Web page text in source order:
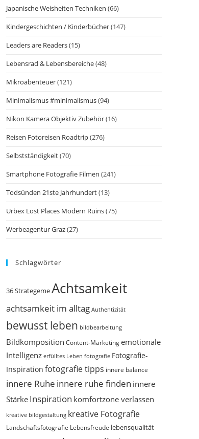
Japanische Weisheiten Techniken (66)
Kindergeschichten / Kinderbücher(147)
Leaders are Readers(15)
Lebensrad & Lebensbereiche(48)
Mikroabenteuer(121)
Minimalismus #minimalismus(94)
Nikon Kamera Objektiv Zubehör(16)
Reisen Fotoreisen Roadtrip(276)
Selbstständigkeit(70)
Smartphone Fotografie Filmen (241)
Todsünden 21ste Jahrhundert(13)
Urbex Lost Places Modern Ruins(75)
Werbeagentur Graz(27)
Schlagwörter
36 StrategemeAchtsamkeit
achtsamkeit im alltag Authentizität
bewusst leben bildbearbeitung
Bildkomposition Content-Marketingemotionale
Intelligenz erfülltes Leben fotografie Fotografie-
Inspiration fotografie tipps innere balance
innere Ruhe innere ruhe finden innere
Stärke Inspiration komfortzone verlassen
kreative bildgestaltung kreative Fotografie
Landschaftsfotografie Lebensfreude lebensqualität